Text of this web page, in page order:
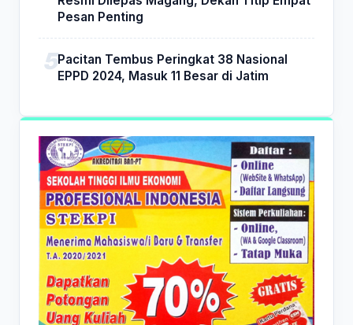
Pesan Penting
Pacitan Tembus Peringkat 38 Nasional
EPPD 2024, Masuk 11 Besar di Jatim